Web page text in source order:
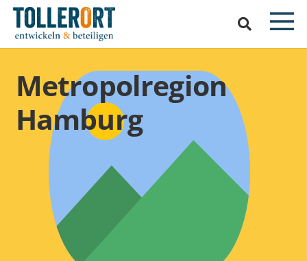
Metropolregion
Hamburg